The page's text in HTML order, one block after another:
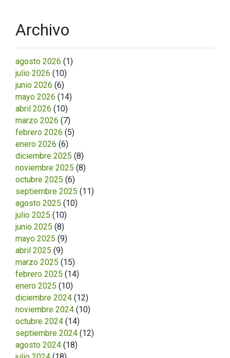
Archivo
agosto 2026 (1)
julio 2026 (10)
junio 2026 (6)
mayo 2026 (14)
abril 2026 (10)
marzo 2026 (7)
febrero 2026 (5)
enero 2026 (6)
diciembre 2025 (8)
noviembre 2025 (8)
octubre 2025 (6)
septiembre 2025 (11)
agosto 2025 (10)
julio 2025 (10)
junio 2025 (8)
mayo 2025 (9)
abril 2025 (9)
marzo 2025 (15)
febrero 2025 (14)
enero 2025 (10)
diciembre 2024 (12)
noviembre 2024 (10)
octubre 2024 (14)
septiembre 2024 (12)
agosto 2024 (18)